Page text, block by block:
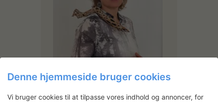
Denne hjemmeside bruger cookies
Vi bruger cookies til at tilpasse vores indhold og annoncer, for